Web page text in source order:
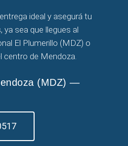
ideal y asegurá tu
ya sea que llegues al
El Plumerillo (MDZ) o
centro de Mendoza.
(MDZ) —